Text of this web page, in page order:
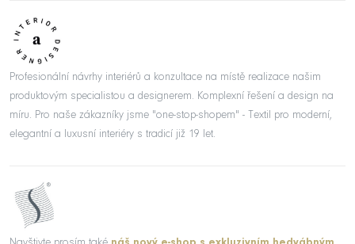
Profesionální návrhy interiérů a konzultace na místě realizace našim
produktovým specialistou a designerem. Komplexní řešení a design na
míru. Pro naše zákazníky jsme "one-stop-shopem" - Textil pro moderní,
elegantní a luxusní interiéry s tradicí již 19 let.